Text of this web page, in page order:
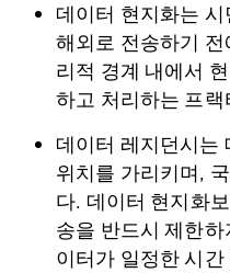
데이터 현지화는
해외로 전송하기
리적 경계 내에서
하고 처리하는 프
데이터 레지던시는
위치를 가리키며,
다. 데이터 현지화
송을 반드시 제한
이터가 일정한 시